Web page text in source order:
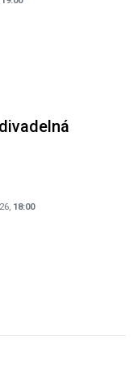
18:00